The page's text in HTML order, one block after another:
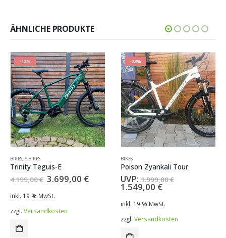
ÄHNLICHE PRODUKTE
-12%
BIKES, E-BIKES
Trinity Teguis-E
4.199,00€ Ursprünglicher
war:
3.699,00 €Aktueller
3.699,00 €.
inkl. 19 % MwSt.
zzgl. Versandkosten
-23%
BIKES
Poison Zyankali Tour
UVP: 1.999,00€
1.549,00 €Aktueller
ist:
inkl. 19 % MwSt.
zzgl. Versandkosten